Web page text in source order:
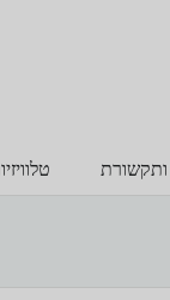
ותקשורת